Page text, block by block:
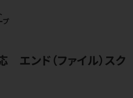
エンド（ファイル）スク